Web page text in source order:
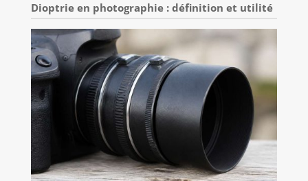
Dioptrie en photographie : définition et utilité